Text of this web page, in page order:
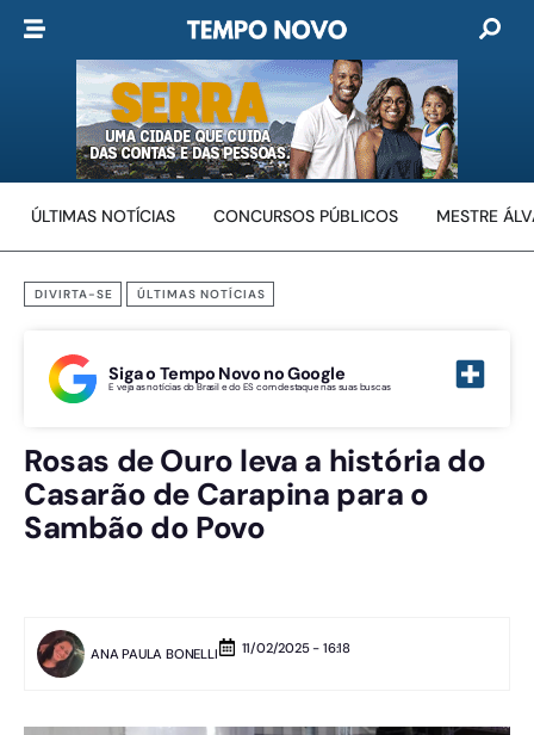
ÚLTIMAS NOTÍCIAS CONCURSOS PÚBLICOS MESTRE
DIVIRTA-SE ÚLTIMAS NOTÍCIAS
Siga o Tempo Novo no Google
E veja as notícias do Brasil e do ES com destaque nas suas buscas
Rosas de Ouro leva a história do
Casarão de Carapina para o
Sambão do Povo
ANA PAULA BONELLI 11/02/2025 - 16:18